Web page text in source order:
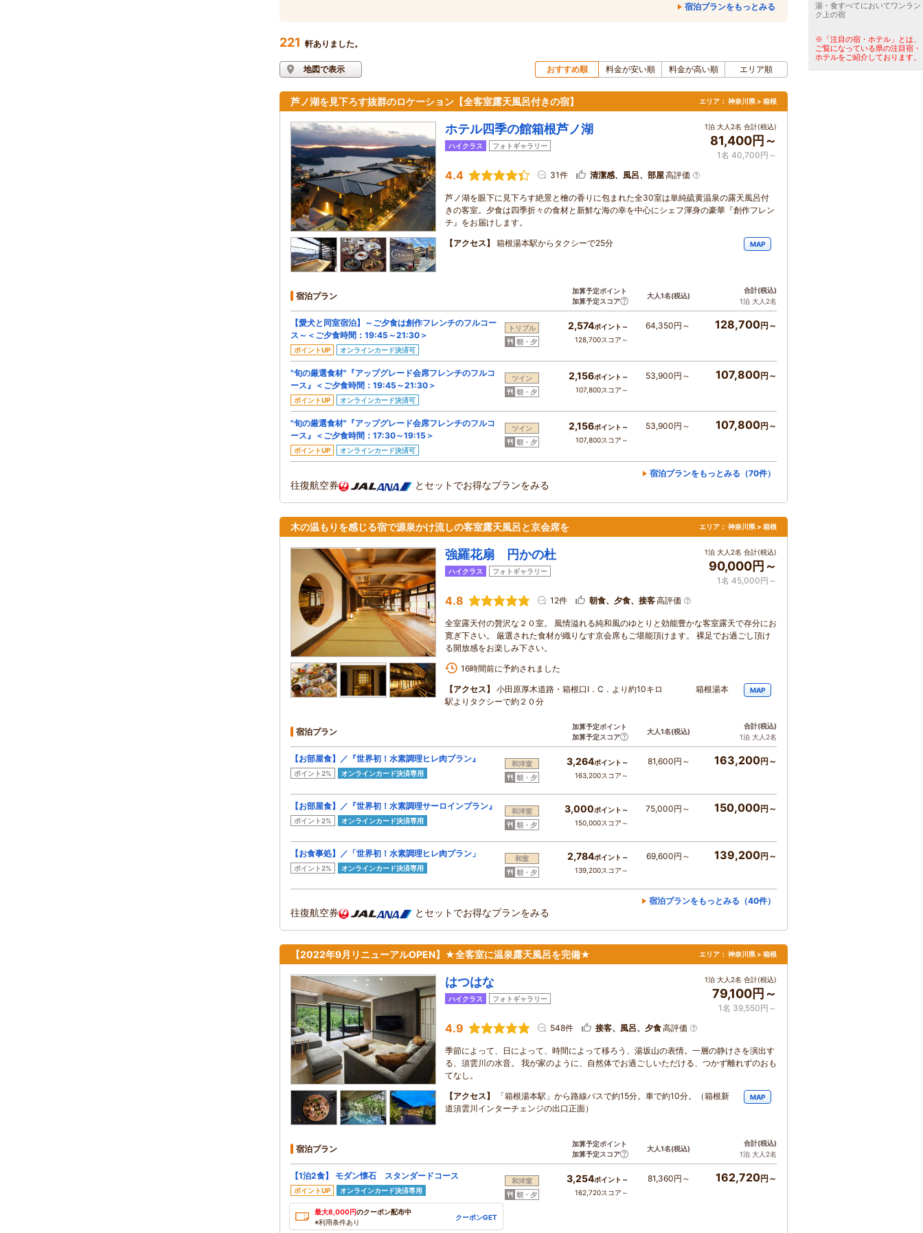
宿泊プランをもっとみる
221 軒ありました。
地図で表示 おすすめ順 料金が安い順 料金が高い順 エリア順
芦ノ湖を見下ろす抜群のロケーション【全客室露天風呂付きの宿】 エリア： 神奈川県 > 箱根
ホテル四季の館箱根芦ノ湖
ハイクラス フォトギャラリー
1泊 大人2名 合計(税込)
81,400円～
1名 40,700円～
4.4 31件 清潔感、風呂、部屋高評価
芦ノ湖を眼下に見下ろす絶景と檜の香りに包まれた全30室は単純硫黄温泉の露天風呂付
きの客室。夕食は四季折々の食材と新鮮な海の幸を中心にシェフ渾身の豪華『創作フレン
チ』をお届けします。
【アクセス】
箱根湯本駅からタクシーで25分 MAP
宿泊プラン
加算予定ポイント
加算予定スコア
大人1名(税込)
合計(税込)
1泊 大人2名
【愛犬と同室宿泊】～ご夕食は創作フレンチのフルコー
ス～＜ご夕食時間：19:45～21:30＞
ポイントUP オンラインカード決済可
トリプル
朝・夕
2,574ポイント～
128,700スコア～
64,350円～ 128,700円～
"旬の厳選食材"『アップグレード会席フレンチのフルコ
ース』＜ご夕食時間：19:45～21:30＞
ポイントUP オンラインカード決済可
ツイン
朝・夕
2,156ポイント～
107,800スコア～
53,900円～ 107,800円～
"旬の厳選食材"『アップグレード会席フレンチのフルコ
ース』＜ご夕食時間：17:30～19:15＞
ポイントUP オンラインカード決済可
ツイン
朝・夕
2,156ポイント～
107,800スコア～
53,900円～ 107,800円～
宿泊プランをもっとみる（70件）
往復航空券 とセットでお得なプランをみる
木の温もりを感じる宿で源泉かけ流しの客室露天風呂と京会席を エリア： 神奈川県 > 箱根
強羅花扇 円かの杜
ハイクラス フォトギャラリー
1泊 大人2名 合計(税込)
90,000円～
1名 45,000円～
4.8 12件 朝食、夕食、接客高評価
全室露天付の贅沢な２０室。 風情溢れる純和風のゆとりと効能豊かな客室露天で存分にお
寛ぎ下さい。 厳選された食材が織りなす京会席もご堪能頂けます。 裸足でお過ごし頂け
る開放感をお楽しみ下さい。
16時間前に予約されました
【アクセス】
小田原厚木道路・箱根口Ⅰ．C．より約10キロ 箱根湯本
駅よりタクシーで約２０分
MAP
宿泊プラン
加算予定ポイント
加算予定スコア
大人1名(税込)
合計(税込)
1泊 大人2名
【お部屋食】／『世界初！水素調理ヒレ肉プラン』
ポイント2% オンラインカード決済専用
和洋室
朝・夕
3,264ポイント～
163,200スコア～
81,600円～ 163,200円～
【お部屋食】／『世界初！水素調理サーロインプラン』
ポイント2% オンラインカード決済専用
和洋室
朝・夕
3,000ポイント～
150,000スコア～
75,000円～ 150,000円～
【お食事処】／「世界初！水素調理ヒレ肉プラン」
ポイント2% オンラインカード決済専用
和室
朝・夕
2,784ポイント～
139,200スコア～
69,600円～ 139,200円～
宿泊プランをもっとみる（40件）
往復航空券 とセットでお得なプランをみる
【2022年9月リニューアルOPEN】★全客室に温泉露天風呂を完備★ エリア： 神奈川県 > 箱根
はつはな
ハイクラス フォトギャラリー
1泊 大人2名 合計(税込)
79,100円～
1名 39,550円～
4.9 548件 接客、風呂、夕食高評価
季節によって、日によって、時間によって移ろう、湯坂山の表情。一層の静けさを演出す
る、須雲川の水音。 我が家のように、自然体でお過ごしいただける、つかず離れずのおも
てなし。
【アクセス】
「箱根湯本駅」から路線バスで約15分。車で約10分。（箱根新
道須雲川インターチェンジの出口正面）
MAP
宿泊プラン
加算予定ポイント
加算予定スコア
大人1名(税込)
合計(税込)
1泊 大人2名
【1泊2食】 モダン懐石 スタンダードコース
ポイントUP オンラインカード決済専用
最大8,000円のクーポン配布中
※利用条件あり
クーポンGET
和洋室
朝・夕
3,254ポイント～
162,720スコア～
81,360円～ 162,720円～
湯・食すべてにおいてワンラン
ク上の宿
※「注目の宿・ホテル」とは、
ご覧になっている県の注目宿・
ホテルをご紹介しております。